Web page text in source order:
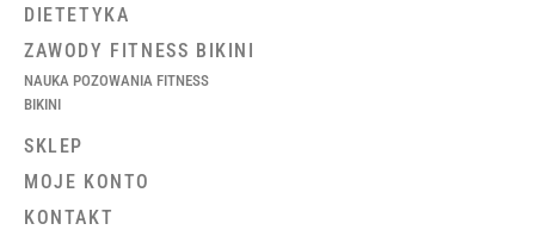
DIETETYKA
ZAWODY FITNESS BIKINI
NAUKA POZOWANIA FITNESS
BIKINI
SKLEP
MOJE KONTO
KONTAKT